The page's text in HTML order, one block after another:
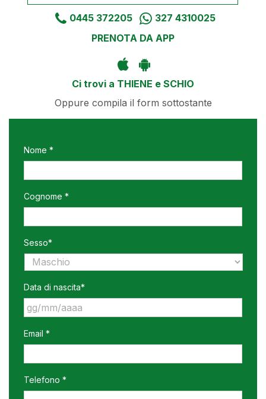
0445 372205
327 4310025
PRENOTA DA APP
Ci trovi a THIENE e SCHIO
Oppure compila il form sottostante
Nome *
Cognome *
Sesso*
Data di nascita*
slash
MM
slash
AAAA
Email *
Telefono *